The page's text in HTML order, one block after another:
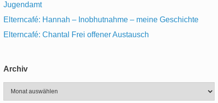
Jugendamt
Elterncafé: Hannah – Inobhutnahme – meine Geschichte
Elterncafé: Chantal Frei offener Austausch
Archiv